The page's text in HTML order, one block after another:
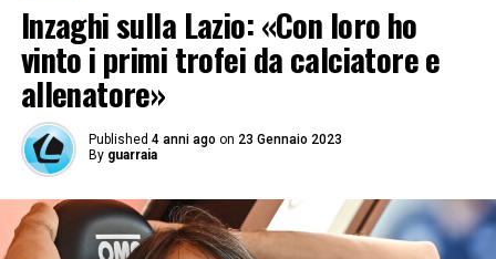
Inzaghi sulla Lazio: «Con loro ho
vinto i primi trofei da calciatore e
allenatore»
Published 4 anni ago on 23 Gennaio 2023
By guarraia